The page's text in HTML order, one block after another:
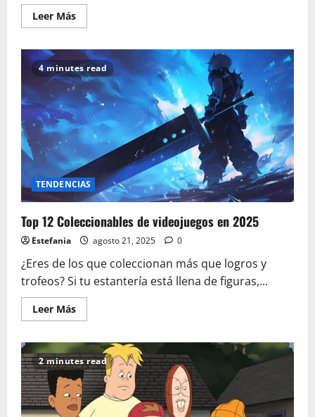
Leer MásLeer
más
Mejores
Funkos
Pop
de
Harry
Potter
2025
4 minutes read
TENDENCIAS
Top 12 Coleccionables de videojuegos en 2025
Estefania agosto 21, 2025 0
¿Eres de los que coleccionan más que logros y
trofeos? Si tu estantería está llena de figuras,...
Leer MásLeer
más
Top
12
Coleccionables
de
videojuegos
en
2025
2 minutes read